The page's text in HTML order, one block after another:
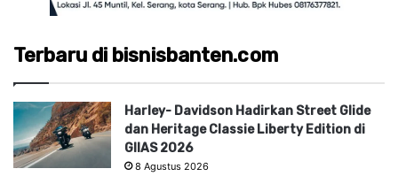
Terbaru di bisnisbanten.com
Harley- Davidson Hadirkan Street Glide
dan Heritage Classie Liberty Edition di
GIIAS 2026
8 Agustus 2026